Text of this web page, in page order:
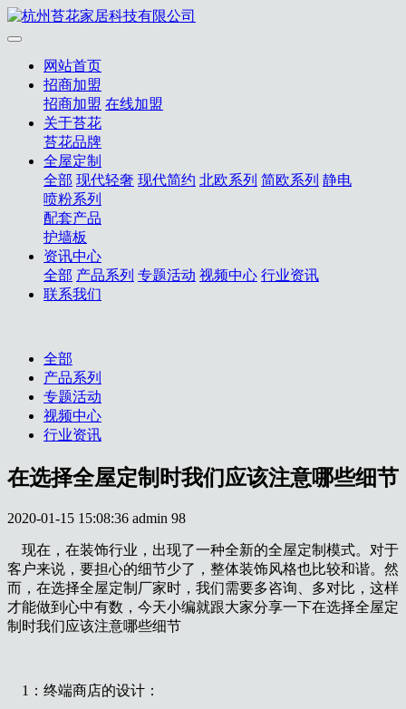
网站首页
招商加盟
招商加盟 在线加盟
关于苔花
苔花品牌
全屋定制
全部 现代轻奢 现代简约 北欧系列 简欧系列 静电
喷粉系列
配套产品
护墙板
资讯中心
全部 产品系列 专题活动 视频中心 行业资讯
联系我们
全部
产品系列
专题活动
视频中心
行业资讯
在选择全屋定制时我们应该注意哪些细节
2020-01-15 15:08:36 admin 98
现在，在装饰行业，出现了一种全新的全屋定制模式。对于
客户来说，要担心的细节少了，整体装饰风格也比较和谐。然
而，在选择全屋定制厂家时，我们需要多咨询、多对比，这样
才能做到心中有数，今天小编就跟大家分享一下在选择全屋定
制时我们应该注意哪些细节
1：终端商店的设计：